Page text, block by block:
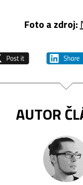
Foto a zdroj:
AUTOR